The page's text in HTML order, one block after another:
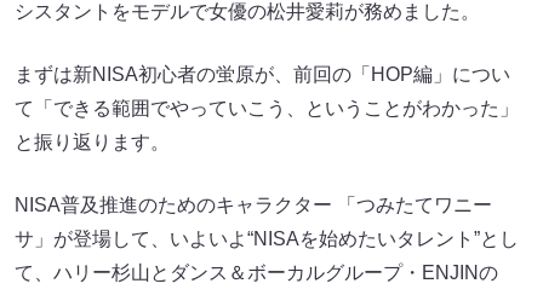
シスタントをモデルで女優の松井愛莉が務めました。
まずは新NISA初心者の蛍原が、前回の「HOP編」につい
て「できる範囲でやっていこう、ということがわかった」
と振り返ります。
NISA普及推進のためのキャラクター 「つみたてワニー
サ」が登場して、いよいよ“NISAを始めたいタレント”とし
て、ハリー杉山とダンス＆ボーカルグループ・ENJINの